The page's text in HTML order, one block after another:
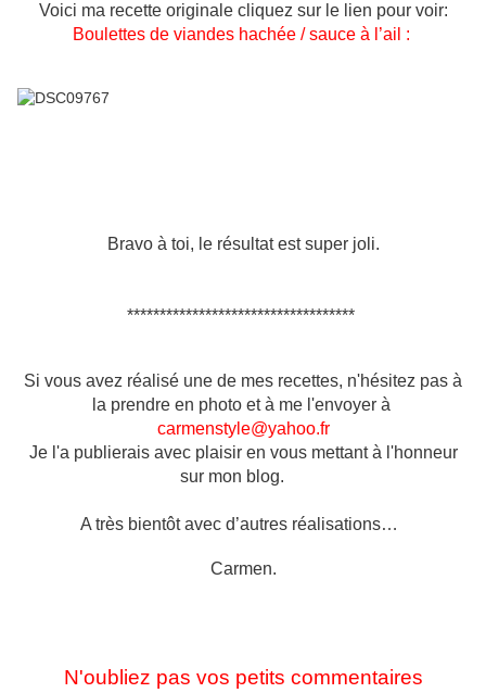
Voici ma recette originale cliquez sur le lien pour voir:
Boulettes de viandes hachée / sauce à l’ail :
Bravo à toi, le résultat est super joli.
***********************************
Si vous avez réalisé une de mes recettes, n'hésitez pas à
la prendre en photo et à me l'envoyer à
carmenstyle@yahoo.fr
Je l'a publierais avec plaisir en vous mettant à l'honneur
sur mon blog.
A très bientôt avec d’autres réalisations…
Carmen.
N'oubliez pas vos petits commentaires